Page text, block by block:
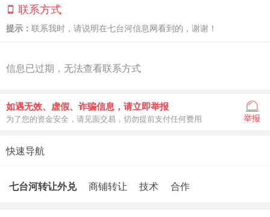
联系方式
提示： 联系我时，请说明在七台河信息网看到的，谢谢！
信息已过期，无法查看联系方式
如遇无效、虚假、诈骗信息，请立即举报
为了您的资金安全，请见面交易，切勿提前支付任何费用 举报
快速导航
七台河转让外兑 商铺转让 技术 合作